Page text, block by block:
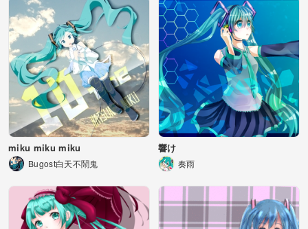
miku miku miku
Bugost白天不鬧鬼
響け
奏雨